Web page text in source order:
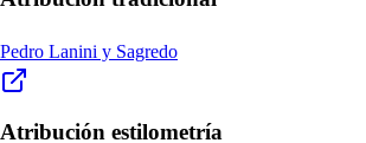
Pedro Lanini y Sagredo
Atribución estilometría